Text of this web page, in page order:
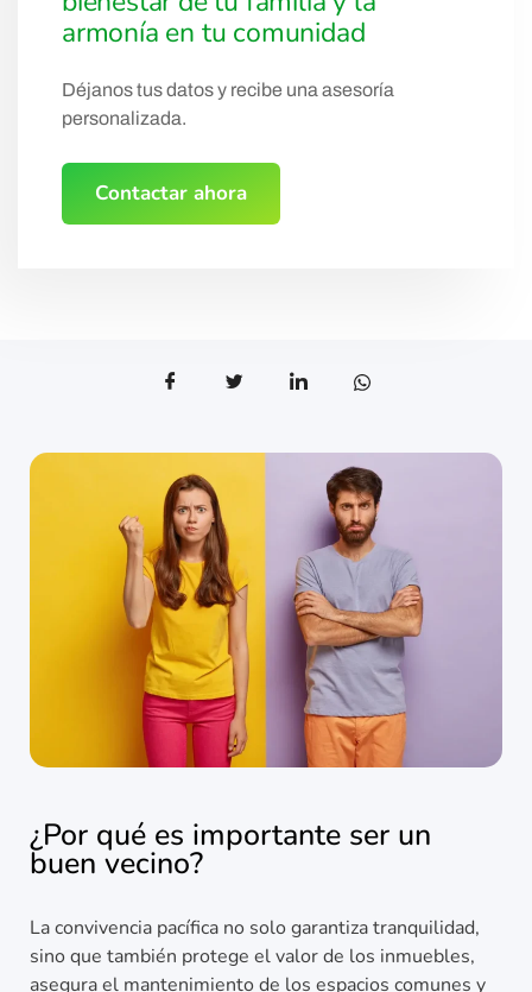
armonía en tu comunidad
Déjanos tus datos y recibe una asesoría
personalizada.
Contactar ahora
¿Por qué es importante ser un
buen vecino?
La convivencia pacífica no solo garantiza tranquilidad,
sino que también protege el valor de los inmuebles,
asegura el mantenimiento de los espacios comunes y